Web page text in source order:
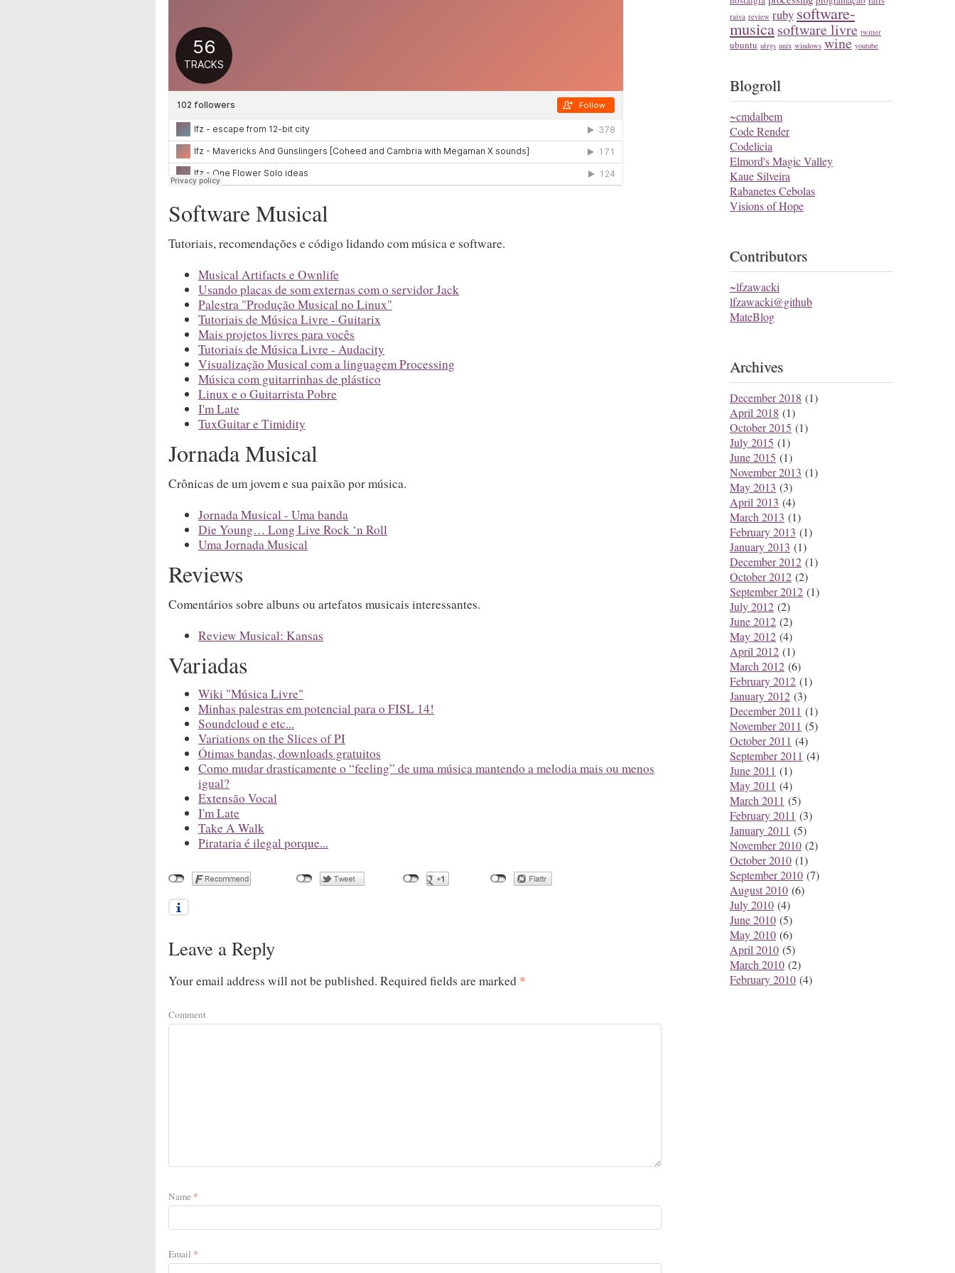
Software Musical
Tutoriais, recomendações e código lidando com música e software.
Musical Artifacts e Ownlife
Usando placas de som externas com o servidor Jack
Palestra "Produção Musical no Linux"
Tutoriais de Música Livre - Guitarix
Mais projetos livres para vocês
Tutoriais de Música Livre - Audacity
Visualização Musical com a linguagem Processing
Música com guitarrinhas de plástico
Linux e o Guitarrista Pobre
I'm Late
TuxGuitar e Timidity
Jornada Musical
Crônicas de um jovem e sua paixão por música.
Jornada Musical - Uma banda
Die Young… Long Live Rock ‘n Roll
Uma Jornada Musical
Reviews
Comentários sobre albuns ou artefatos musicais interessantes.
Review Musical: Kansas
Variadas
Wiki "Música Livre"
Minhas palestras em potencial para o FISL 14!
Soundcloud e etc...
Variations on the Slices of PI
Ótimas bandas, downloads gratuitos
Como mudar drasticamente o “feeling” de uma música mantendo a melodia mais ou menos
igual?
Extensão Vocal
I'm Late
Take A Walk
Pirataria é ilegal porque...
Leave a Reply
Your email address will not be published. Required fields are marked *
Comment
Name *
Email *
raiva review ruby software-
musicasoftware livre twitter
ubuntu ufrgs unix windows wine youtube
Blogroll
~cmdalbem
Code Render
Codelicia
Elmord's Magic Valley
Kaue Silveira
Rabanetes Cebolas
Visions of Hope
Contributors
~lfzawacki
lfzawacki@github
MateBlog
Archives
December 2018 (1)
April 2018 (1)
October 2015 (1)
July 2015 (1)
June 2015 (1)
November 2013 (1)
May 2013 (3)
April 2013 (4)
March 2013 (1)
February 2013 (1)
January 2013 (1)
December 2012 (1)
October 2012 (2)
September 2012 (1)
July 2012 (2)
June 2012 (2)
May 2012 (4)
April 2012 (1)
March 2012 (6)
February 2012 (1)
January 2012 (3)
December 2011 (1)
November 2011 (5)
October 2011 (4)
September 2011 (4)
June 2011 (1)
May 2011 (4)
March 2011 (5)
February 2011 (3)
January 2011 (5)
November 2010 (2)
October 2010 (1)
September 2010 (7)
August 2010 (6)
July 2010 (4)
June 2010 (5)
May 2010 (6)
April 2010 (5)
March 2010 (2)
February 2010 (4)